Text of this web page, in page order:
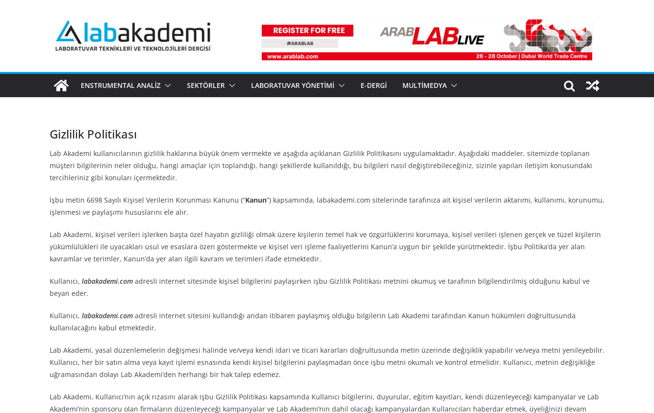
ENSTRUMENTAL ANALIZ SEKTÖRLER LABORATUVAR YÖNETIMI E-DERGI MULTIMEDYA
Gizlilik Politikası
Lab Akademi kullanıcılarının gizlilik haklarına büyük önem vermekte ve aşağıda açıklanan Gizlilik Politikasını uygulamaktadır. Aşağıdaki maddeler, sitemizde toplanan
müşteri bilgilerinin neler olduğu, hangi amaçlar için toplandığı, hangi şekillerde kullanıldığı, bu bilgileri nasıl değiştirebileceğiniz, sizinle yapılan iletişim konusundaki
tercihleriniz gibi konuları içermektedir.
İşbu metin 6698 Sayılı Kişisel Verilerin Korunması Kanunu (“Kanun”) kapsamında, labakademi.com sitelerinde tarafınıza ait kişisel verilerin aktarımı, kullanımı, korunumu,
işlenmesi ve paylaşımı hususlarını ele alır.
Lab Akademi, kişisel verileri işlerken başta özel hayatın gizliliği olmak üzere kişilerin temel hak ve özgürlüklerini korumaya, kişisel verileri işlenen gerçek ve tüzel kişilerin
yükümlülükleri ile uyacakları usul ve esaslara özen göstermekte ve kişisel veri işleme faaliyetlerini Kanun’a uygun bir şekilde yürütmektedir. İşbu Politika’da yer alan
kavramlar ve terimler, Kanun’da yer alan ilgili kavram ve terimleri ifade etmektedir.
Kullanıcı, labakademi.com adresli internet sitesinde kişisel bilgilerini paylaşırken işbu Gizlilik Politikası metnini okumuş ve tarafının bilgilendirilmiş olduğunu kabul ve
beyan eder.
Kullanıcı, labakademi.com adresli internet sitesini kullandığı andan itibaren paylaşmış olduğu bilgilerin Lab Akademi tarafından Kanun hükümleri doğrultusunda
kullanılacağını kabul etmektedir.
Lab Akademi, yasal düzenlemelerin değişmesi halinde ve/veya kendi idari ve ticari kararları doğrultusunda metin üzerinde değişiklik yapabilir ve/veya metni yenileyebilir.
Kullanıcı, her bir satın alma veya kayıt işlemi esnasında kendi kişisel bilgilerini paylaşmadan önce işbu metni okumalı ve kontrol etmelidir. Kullanıcı, metnin değişikliğe
uğramasından dolayı Lab Akademi’den herhangi bir hak talep edemez.
Lab Akademi, Kullanıcı’nın açık rızasını alarak işbu Gizlilik Politikası kapsamında Kullanıcı bilgilerini, duyurular, eğitim kayıtları, kendi düzenleyeceği kampanyalar ve Lab
Akademi’nin sponsoru olan firmaların düzenleyeceği kampanyalar ve Lab Akademi’nin dahil olacağı kampanyalardan Kullanıcıları haberdar etmek, üyeliğinizi devam